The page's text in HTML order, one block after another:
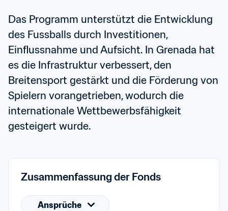
Das Programm unterstützt die Entwicklung
des Fussballs durch Investitionen,
Einflussnahme und Aufsicht. In Grenada hat
es die Infrastruktur verbessert, den
Breitensport gestärkt und die Förderung von
Spielern vorangetrieben, wodurch die
internationale Wettbewerbsfähigkeit
gesteigert wurde.
Zusammenfassung der Fonds
Ansprüche